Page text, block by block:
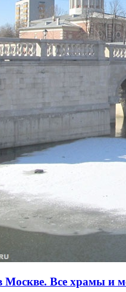
Москве. Все храмы и